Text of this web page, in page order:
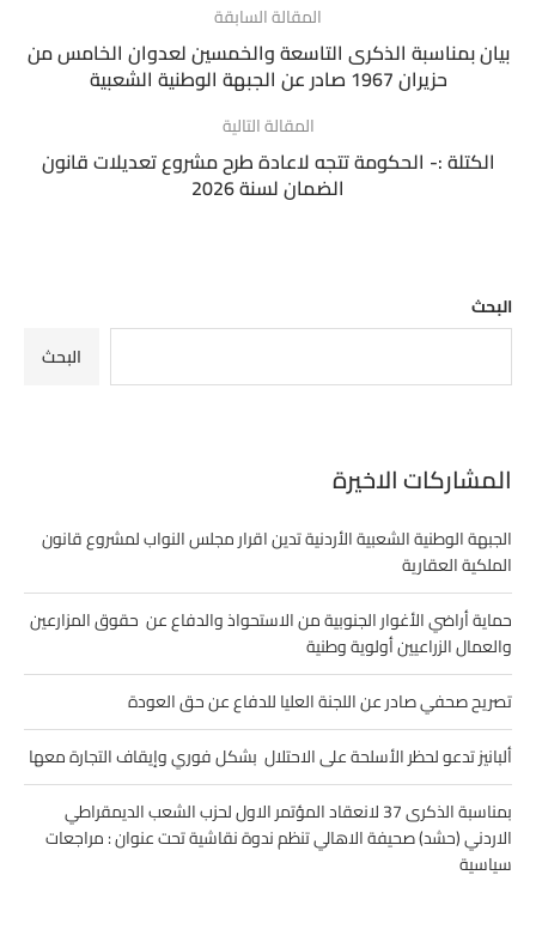
المقالة السابقة
بيان بمناسبة الذكرى التاسعة والخمسين لعدوان الخامس من
حزيران 1967 صادر عن الجبهة الوطنية الشعبية
المقالة التالية
الكتلة :- الحكومة تتجه لاعادة طرح مشروع تعديلات قانون
الضمان لسنة 2026
البحث
البحث
المشاركات الاخيرة
الجبهة الوطنية الشعبية الأردنية تدين اقرار مجلس النواب لمشروع قانون
الملكية العقارية
حماية أراضي الأغوار الجنوبية من الاستحواذ والدفاع عن حقوق المزارعين
والعمال الزراعيين أولوية وطنية
تصريح صحفي صادر عن اللجنة العليا للدفاع عن حق العودة
ألبانيز تدعو لحظر الأسلحة على الاحتلال بشكل فوري وإيقاف التجارة معها
بمناسبة الذكرى 37 لانعقاد المؤتمر الاول لحزب الشعب الديمقراطي
الاردني (حشد) صحيفة الاهالي تنظم ندوة نقاشية تحت عنوان : مراجعات
سياسية